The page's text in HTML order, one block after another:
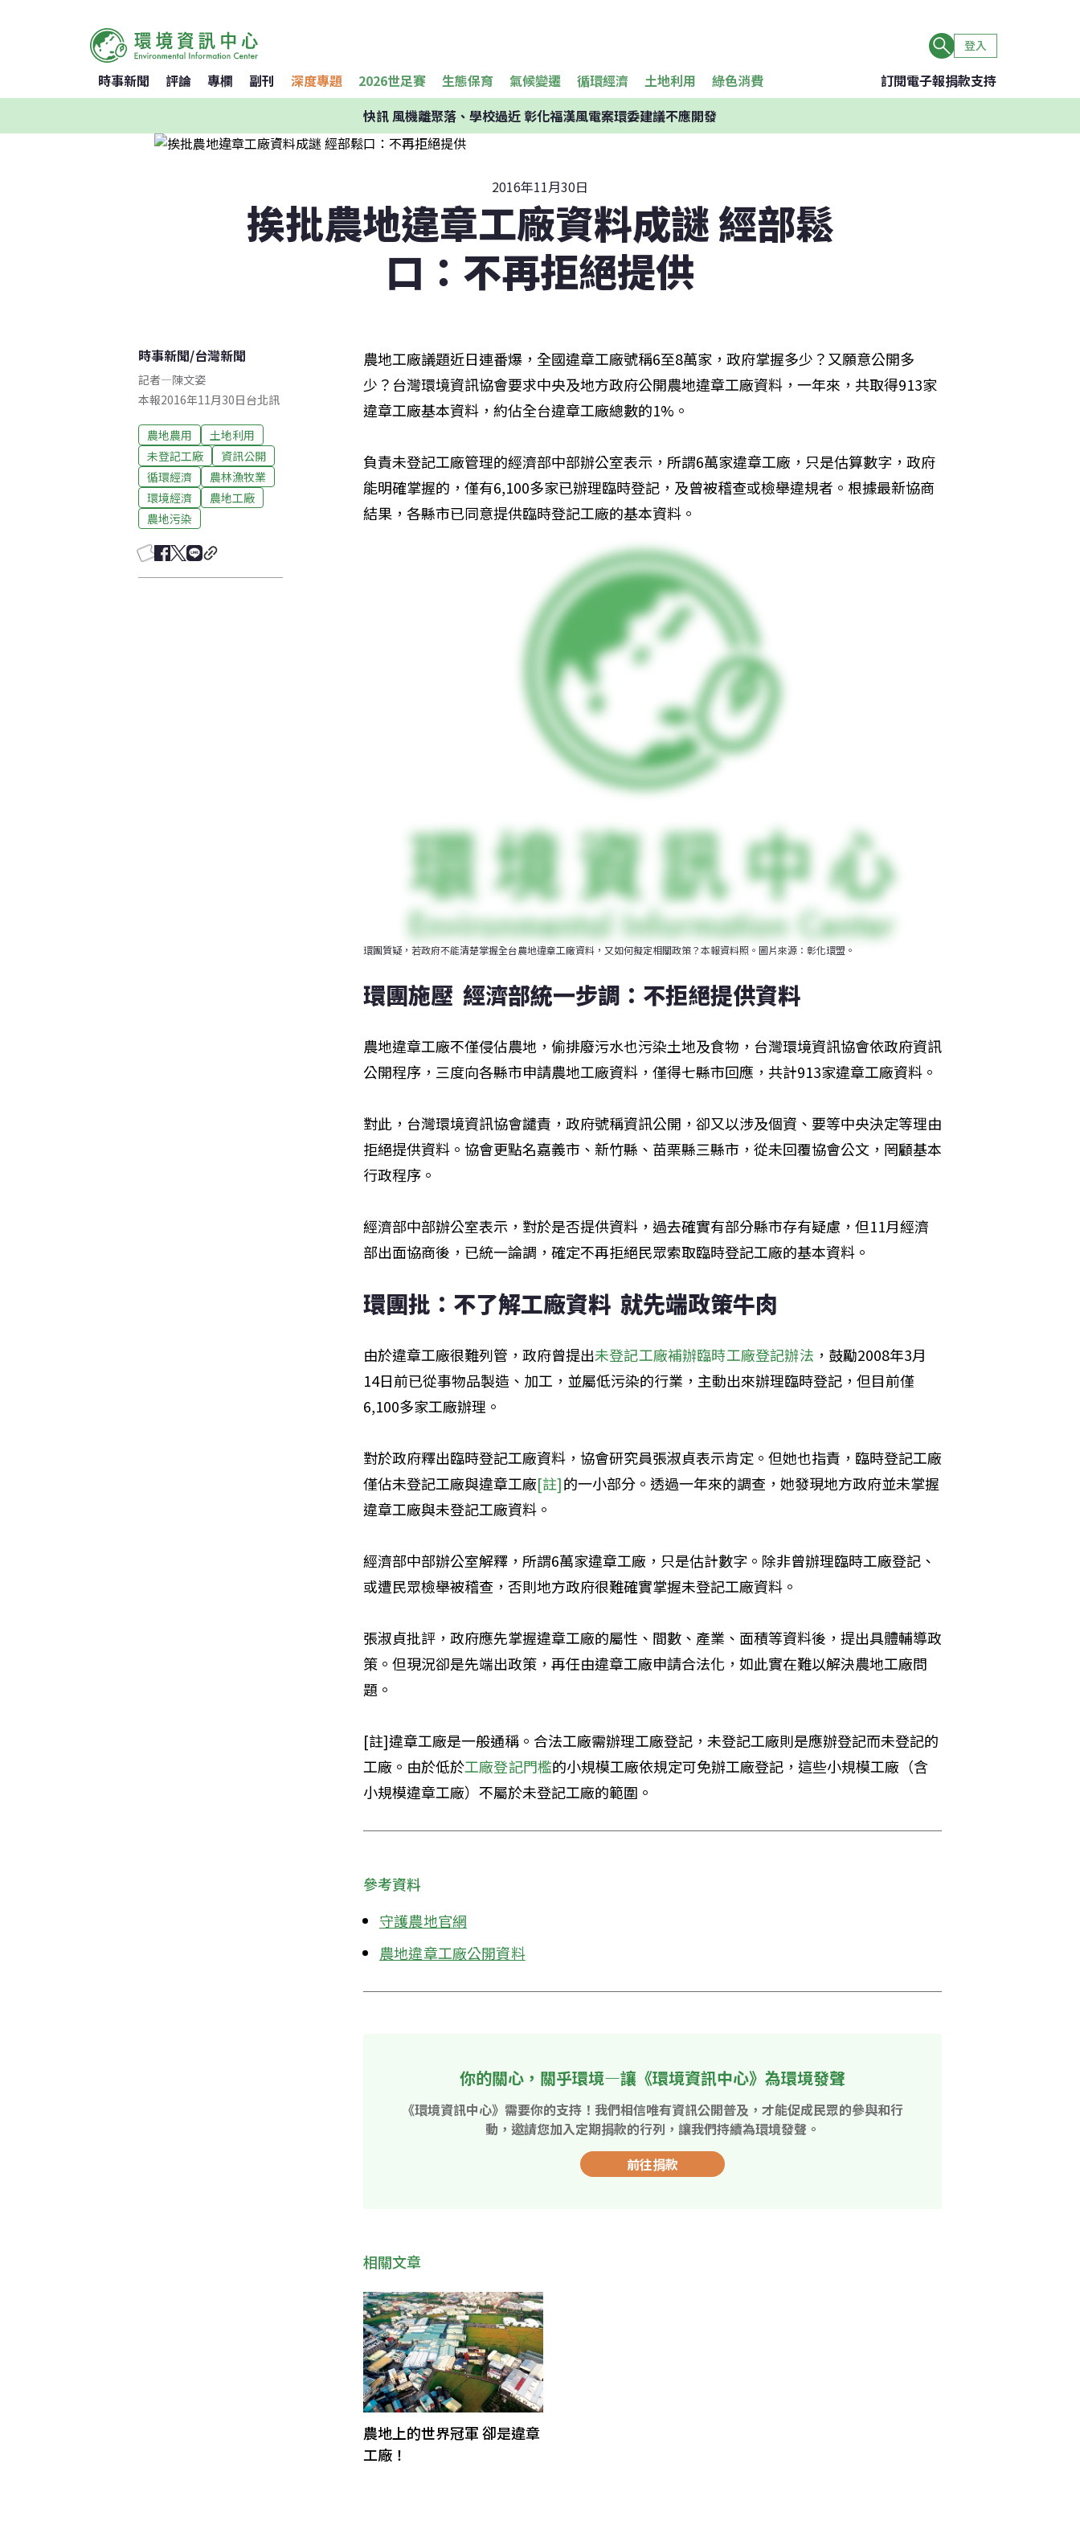
登入
時事新聞 評論 專欄 副刊 深度專題 2026世足賽 生態保育 氣候變遷 循環經濟 土地利用 綠色消費 訂閱電子報捐款支持
快訊風機離聚落、學校過近 彰化福漢風電案環委建議不應開發
2016年11月30日
挨批農地違章工廠資料成謎 經部鬆
口：不再拒絕提供
時事新聞/台灣新聞
記者—陳文姿
本報2016年11月30日台北訊
農地農用
土地利用
未登記工廠
資訊公開
循環經濟
農林漁牧業
環境經濟
農地工廠
農地污染
農地工廠議題近日連番爆，全國違章工廠號稱6至8萬家，政府掌握多少？又願意公開多
少？台灣環境資訊協會要求中央及地方政府公開農地違章工廠資料，一年來，共取得913家
違章工廠基本資料，約佔全台違章工廠總數的1%。
負責未登記工廠管理的經濟部中部辦公室表示，所謂6萬家違章工廠，只是估算數字，政府
能明確掌握的，僅有6,100多家已辦理臨時登記，及曾被稽查或檢舉違規者。根據最新協商
結果，各縣市已同意提供臨時登記工廠的基本資料。
環團質疑，若政府不能清楚掌握全台農地違章工廠資料，又如何擬定相關政策？本報資料照。圖片來源：彰化環盟。
環團施壓  經濟部統一步調：不拒絕提供資料
農地違章工廠不僅侵佔農地，偷排廢污水也污染土地及食物，台灣環境資訊協會依政府資訊
公開程序，三度向各縣市申請農地工廠資料，僅得七縣市回應，共計913家違章工廠資料。
對此，台灣環境資訊協會譴責，政府號稱資訊公開，卻又以涉及個資、要等中央決定等理由
拒絕提供資料。協會更點名嘉義市、新竹縣、苗栗縣三縣市，從未回覆協會公文，罔顧基本
行政程序。
經濟部中部辦公室表示，對於是否提供資料，過去確實有部分縣市存有疑慮，但11月經濟
部出面協商後，已統一論調，確定不再拒絕民眾索取臨時登記工廠的基本資料。
環團批：不了解工廠資料  就先端政策牛肉
由於違章工廠很難列管，政府曾提出未登記工廠補辦臨時工廠登記辦法 ，鼓勵2008年3月
14日前已從事物品製造、加工，並屬低污染的行業，主動出來辦理臨時登記，但目前僅
6,100多家工廠辦理。
對於政府釋出臨時登記工廠資料，協會研究員張淑貞表示肯定。但她也指責，臨時登記工廠
僅佔未登記工廠與違章工廠[註]的一小部分。透過一年來的調查，她發現地方政府並未掌握
違章工廠與未登記工廠資料。
經濟部中部辦公室解釋，所謂6萬家違章工廠，只是估計數字。除非曾辦理臨時工廠登記、
或遭民眾檢舉被稽查，否則地方政府很難確實掌握未登記工廠資料。
張淑貞批評，政府應先掌握違章工廠的屬性、間數、產業、面積等資料後，提出具體輔導政
策。但現況卻是先端出政策，再任由違章工廠申請合法化，如此實在難以解決農地工廠問
題。
[註]違章工廠是一般通稱。合法工廠需辦理工廠登記，未登記工廠則是應辦登記而未登記的
工廠。由於低於工廠登記門檻的小規模工廠依規定可免辦工廠登記，這些小規模工廠（含
小規模違章工廠）不屬於未登記工廠的範圍。
參考資料
守護農地官網
農地違章工廠公開資料
你的關心，關乎環境—讓《環境資訊中心》為環境發聲
《環境資訊中心》需要你的支持！我們相信唯有資訊公開普及，才能促成民眾的參與和行
動，邀請您加入定期捐款的行列，讓我們持續為環境發聲。
前往捐款
相關文章
農地上的世界冠軍 卻是違章
工廠！